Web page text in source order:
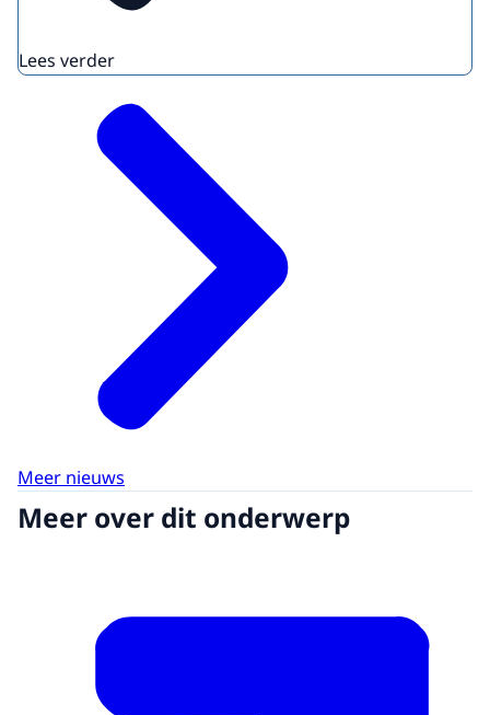
Lees verder
Meer nieuws
Meer over dit onderwerp